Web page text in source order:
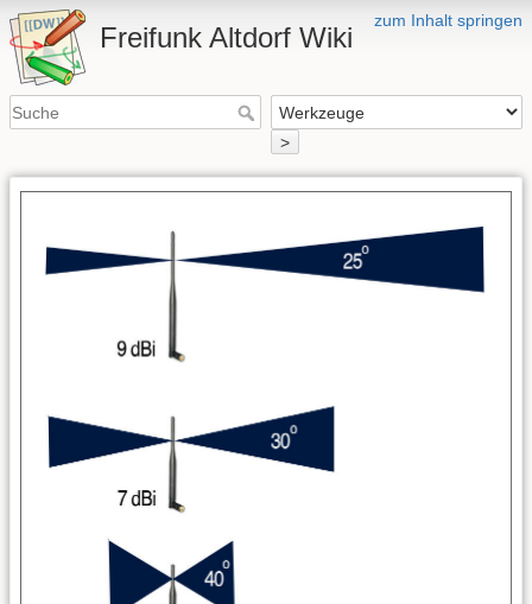
zum Inhalt springen
Freifunk Altdorf Wiki
>